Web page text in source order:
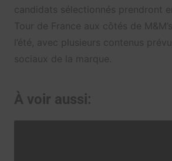
candidats sélectionnés prendront
Tour de France aux côtés de
l’été, avec plusieurs contenus
sociaux de la marque.
À voir aussi: